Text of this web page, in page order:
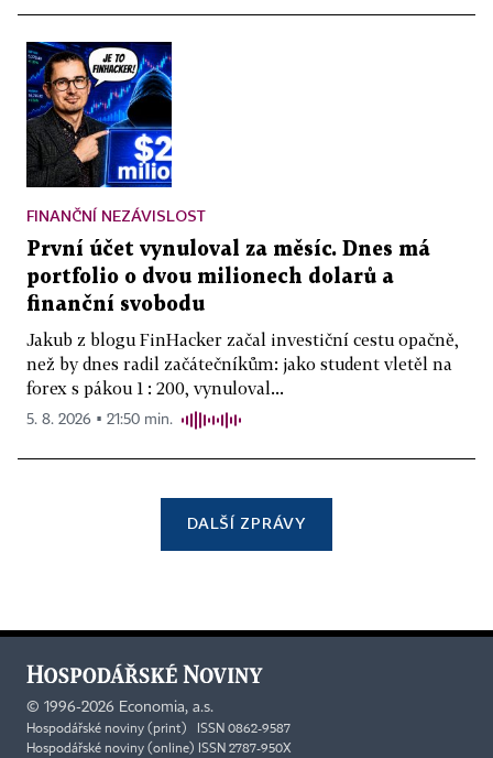
FINANČNÍ NEZÁVISLOST
První účet vynuloval za měsíc. Dnes má
portfolio o dvou milionech dolarů a
finanční svobodu
Jakub z blogu FinHacker začal investiční cestu opačně,
než by dnes radil začátečníkům: jako student vletěl na
forex s pákou 1 : 200, vynuloval...
5. 8. 2026 ▪ 21:50 min.
DALŠÍ ZPRÁVY
© 1996-2026 Economia, a.s.
Hospodářské noviny (print) ISSN 0862-9587
Hospodářské noviny (online) ISSN 2787-950X